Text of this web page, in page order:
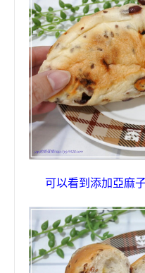
可以看到添加亞麻